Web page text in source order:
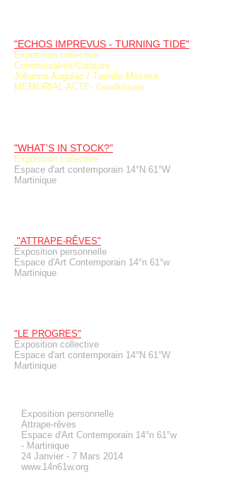
"ECHOS IMPREVUS - TURNING TIDE"
Exposition collective
Commissaires/Curators :
Johanna Auguiac / Tumélo Mosaka
MEMORIAL ACTE- Guadeloupe
"WHAT'S IN STOCK?"
Exposition collective
Espace d'art contemporain 14°N 61°W
Martinique
"ATTRAPE-RÊVES"
Exposition personnelle
Espace d'Art Contemporain 14°n 61°w
Martinique
"LE PROGRES"
Exposition collective
Espace d'art contemporain 14°N 61°W
Martinique
Exposition personnelle
Attrape-rêves
Espace d'Art Contemporain 14°n 61°w
- Martinique
24 Janvier - 7 Mars 2014
www.14n61w.org